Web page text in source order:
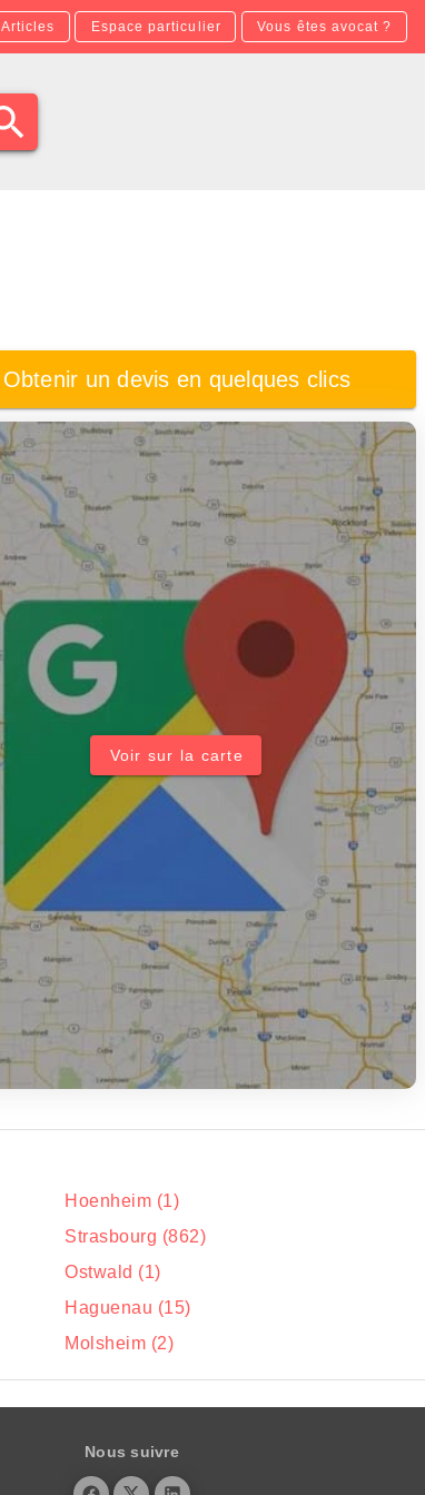
Articles Espace particulier Vous êtes avocat ?
Obtenir un devis en quelques clics
Voir sur la carte
Hoenheim (1)
Strasbourg (862)
Ostwald (1)
Haguenau (15)
Molsheim (2)
Nous suivre